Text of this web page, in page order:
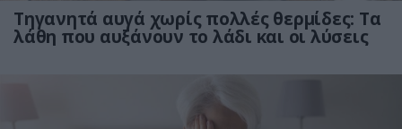
Τηγανητά αυγά χωρίς πολλές θερμίδες: Τα
λάθη που αυξάνουν το λάδι και οι λύσεις